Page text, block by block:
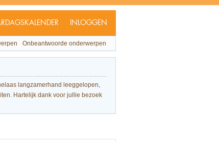
INLOGGEN
Onbeantwoorde onderwerpen
langzamerhand leeggelopen,
Hartelijk dank voor jullie bezoek